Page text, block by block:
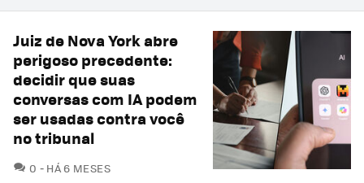
Juiz de Nova York abre
perigoso precedente:
decidir que suas
conversas com IA podem
ser usadas contra você
no tribunal
0 COMENTÁRIOS
HÁ 6 MESES